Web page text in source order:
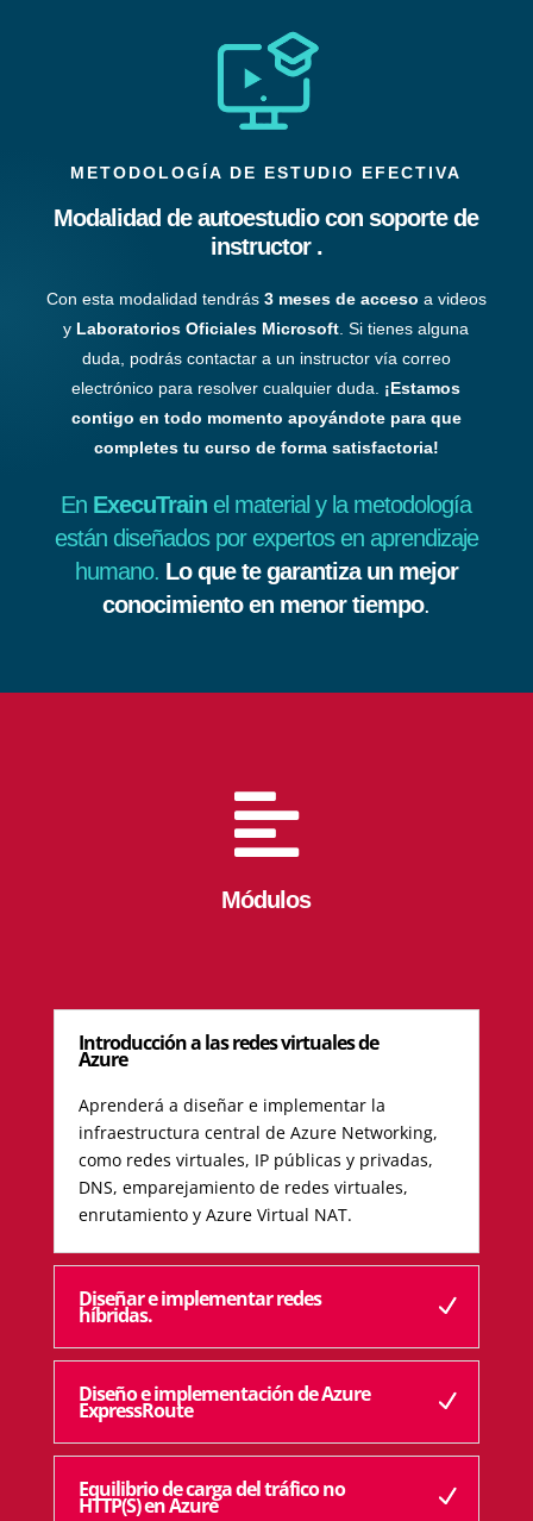
METODOLOGÍA DE ESTUDIO EFECTIVA
Modalidad de autoestudio con soporte de
instructor .
Con esta modalidad tendrás3 meses de acceso a videos
y Laboratorios Oficiales Microsoft . Si tienes alguna
duda, podrás contactar a un instructor vía correo
electrónico para resolver cualquier duda. ¡Estamos
contigo en todo momento apoyándote para que
completes tu curso de forma satisfactoria!
En ExecuTrain el material y la metodología
están diseñados por expertos en aprendizaje
humano. Lo que te garantiza un mejor
conocimiento en menor tiempo.

Módulos
Introducción a las redes virtuales de
Azure
Aprenderá a diseñar e implementar la
infraestructura central de Azure Networking,
como redes virtuales, IP públicas y privadas,
DNS, emparejamiento de redes virtuales,
enrutamiento y Azure Virtual NAT.
Diseñar e implementar redes
híbridas.
Diseño e implementación de Azure
ExpressRoute
Equilibrio de carga del tráfico no
HTTP(S) en Azure